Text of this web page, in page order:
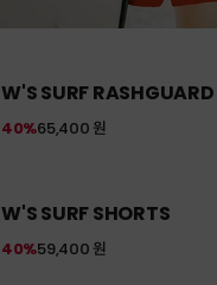
W'S SURF RASHGUARD
65,400 원
40%
W'S SURF SHORTS
59,400 원
40%